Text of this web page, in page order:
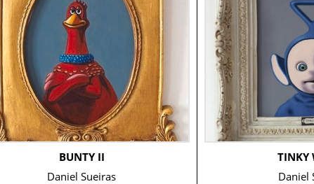
BUNTY II
Daniel Sueiras
TINKY
Daniel